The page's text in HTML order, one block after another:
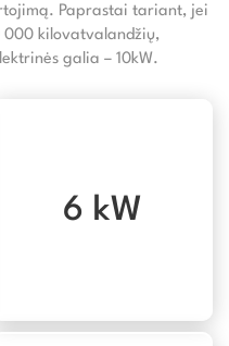
Paprastai tariant, jei
000 kilovatvalandžių,
galia – 10kW.
6 kW